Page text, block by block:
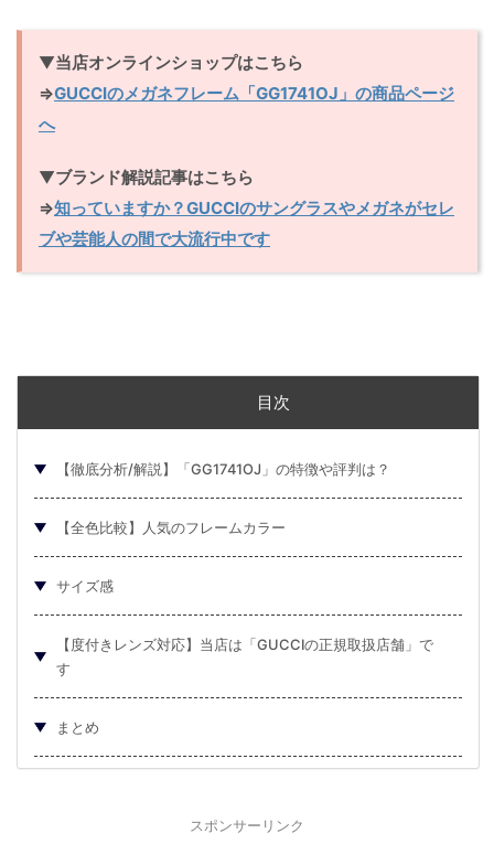
▼当店オンラインショップはこちら
⇒GUCCIのメガネフレーム「GG1741OJ」の商品ページ
へ
▼ブランド解説記事はこちら
⇒知っていますか？GUCCIのサングラスやメガネがセレ
ブや芸能人の間で大流行中です
目次
【徹底分析/解説】「GG1741OJ」の特徴や評判は？
【全色比較】人気のフレームカラー
サイズ感
【度付きレンズ対応】当店は「GUCCIの正規取扱店舗」で
す
まとめ
スポンサーリンク